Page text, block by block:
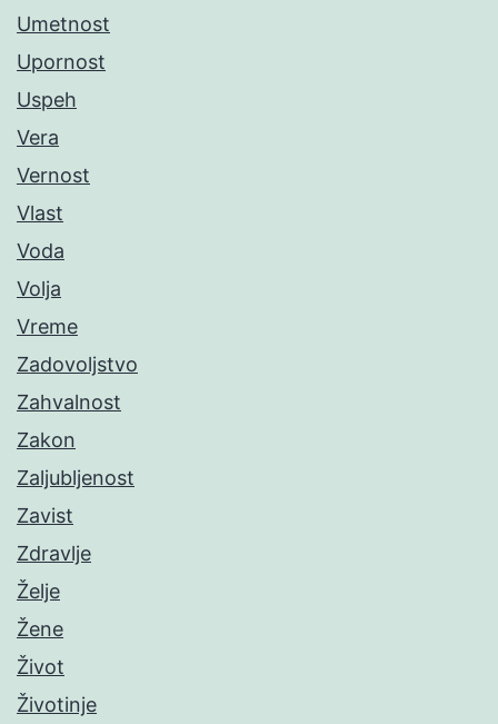
Umetnost
Upornost
Uspeh
Vera
Vernost
Vlast
Voda
Volja
Vreme
Zadovoljstvo
Zahvalnost
Zakon
Zaljubljenost
Zavist
Zdravlje
Želje
Žene
Život
Životinje